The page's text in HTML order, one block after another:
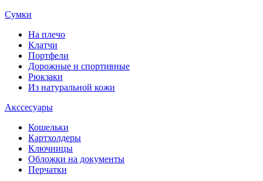
Сумки
На плечо
Клатчи
Портфели
Дорожные и спортивные
Рюкзаки
Из натуральной кожи
Акссесуары
Кошельки
Картхолдеры
Ключницы
Обложки на документы
Перчатки